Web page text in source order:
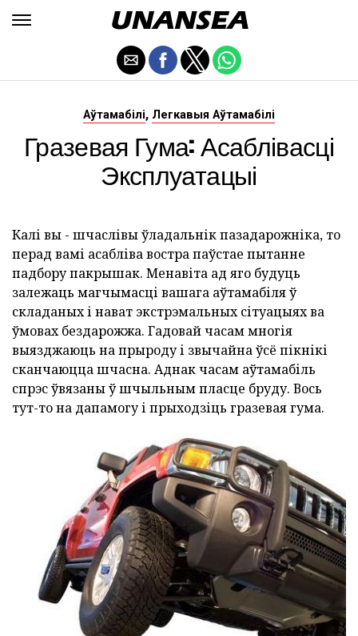
Аўтамабілі, Легкавыя Аўтамабілі
Гразевая Гума: Асаблівасці
Эксплуатацыі
Калі вы - шчаслівы ўладальнік пазадарожніка, то
перад вамі асабліва востра паўстае пытанне
падбору пакрышак. Менавіта ад яго будуць
залежаць магчымасці вашага аўтамабіля ў
складаных і нават экстрэмальных сітуацыях ва
ўмовах бездарожжа. Гадовай часам многія
выязджаюць на прыроду і звычайна ўсё пікнікі
сканчаюцца шчасна. Аднак часам аўтамабіль
спрэс ўвязаны ў шчыльным пласце бруду. Вось
тут-то на дапамогу і прыходзіць гразевая гума.